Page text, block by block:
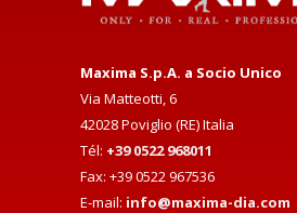
Maxima S.p.A. a Socio Unico
Via Matteotti, 6
42028 Poviglio (RE) Italia
Tél: +39 0522 968011
Fax: +39 0522 967536
E-mail: info@maxima-dia.com